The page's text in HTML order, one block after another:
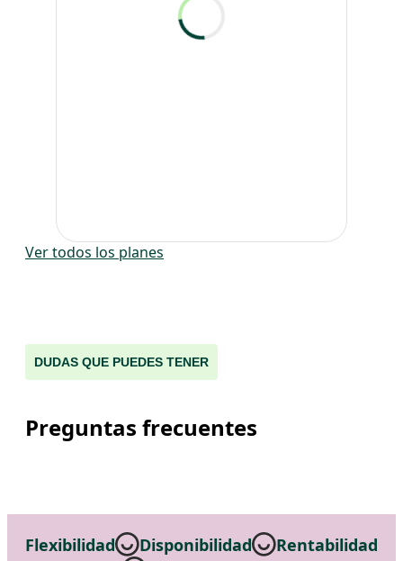
Ver todos los planes
DUDAS QUE PUEDES TENER
Preguntas frecuentes
Flexibilidad Disponibilidad
Rentabilidad